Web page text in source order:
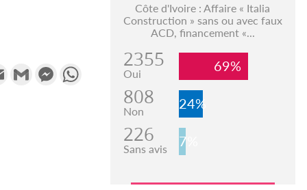
Email Gmail MessengerWhatsApp
Côte d'Ivoire : Affaire « Italia
Construction » sans ou avec faux
ACD, financement «...
2355
Oui 69%
808
Non 24%
226
Sans avis 7%